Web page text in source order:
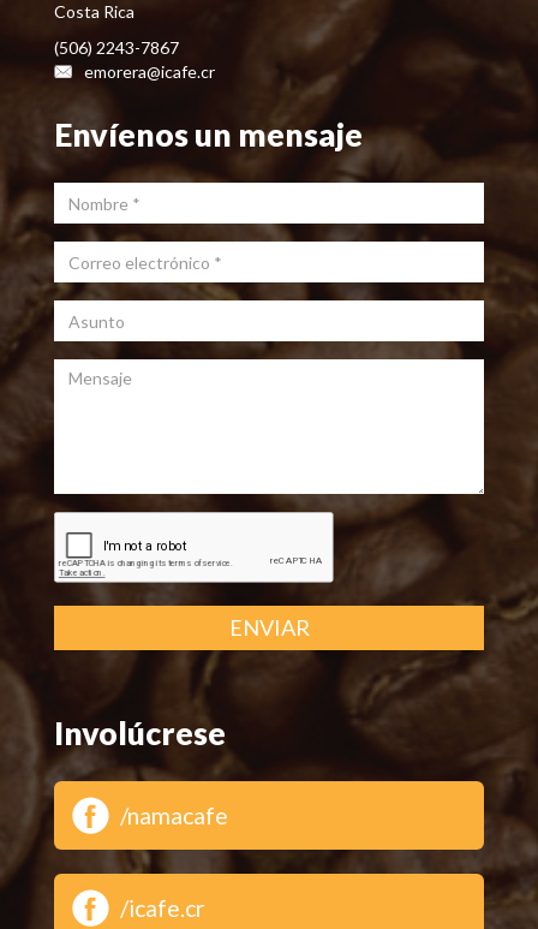
Costa Rica
(506) 2243-7867
emorera@icafe.cr
Envíenos un mensaje
Nombre
Correo electrónico *
Asunto
Mensaje
ENVIAR
Involúcrese
/namacafe
/icafe.cr